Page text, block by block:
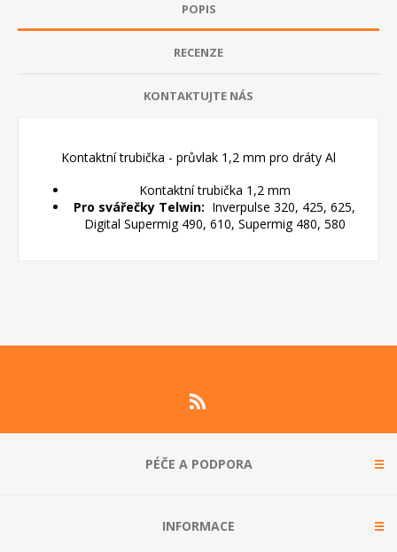
POPIS
RECENZE
KONTAKTUJTE NÁS
Kontaktní trubička - průvlak 1,2 mm pro dráty Al
Kontaktní trubička 1,2 mm
Pro svářečky Telwin: Inverpulse 320, 425, 625,
Digital Supermig 490, 610, Supermig 480, 580
PÉČE A PODPORA
INFORMACE